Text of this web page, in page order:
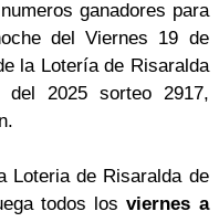
ganadores para
del Viernes 19 de
la Lotería de Risaralda
2025 sorteo 2917,
Loteria de Risaralda de
todos losviernes a